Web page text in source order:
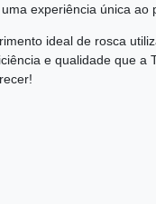
experiência única ao
ideal de rosca
e qualidade que a